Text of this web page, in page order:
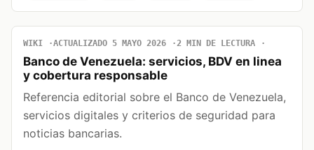
WIKI ACTUALIZADO 5 MAYO 2026 2 MIN DE LECTURA
Banco de Venezuela: servicios, BDV en linea
y cobertura responsable
Referencia editorial sobre el Banco de Venezuela,
servicios digitales y criterios de seguridad para
noticias bancarias.